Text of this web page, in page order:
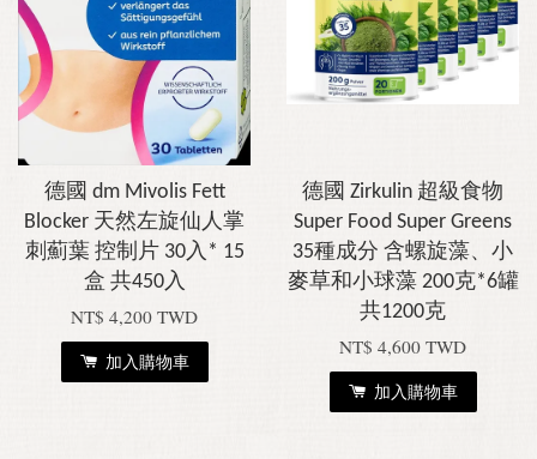
德國 dm Mivolis Fett
Blocker 天然左旋仙人掌
刺薊葉 控制片 30入* 15
盒 共450入
NT$ 4,200 TWD
加入購物車
德國 Zirkulin 超級食物
Super Food Super Greens
35種成分 含螺旋藻、小
麥草和小球藻 200克*6罐
共1200克
NT$ 4,600 TWD
加入購物車